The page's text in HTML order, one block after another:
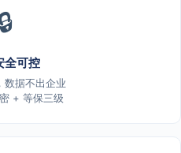
全可控
数据不出企业
+ 等保三级